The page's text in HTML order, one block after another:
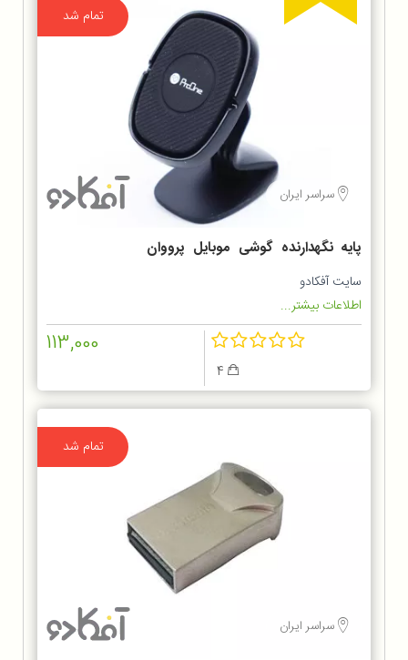
تمام شد
سراسر ایران
پایه نگهدارنده گوشی موبایل پرووان
مدل GH-04
سایت آفکادو
اطلاعات بیشتر...
113,000
تمام شد
سراسر ایران